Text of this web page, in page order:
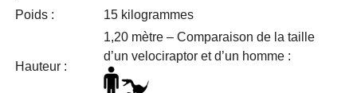
Poids : 15 kilogrammes
Hauteur :
1,20 mètre – Comparaison de la taille
d’un velociraptor et d’un homme :